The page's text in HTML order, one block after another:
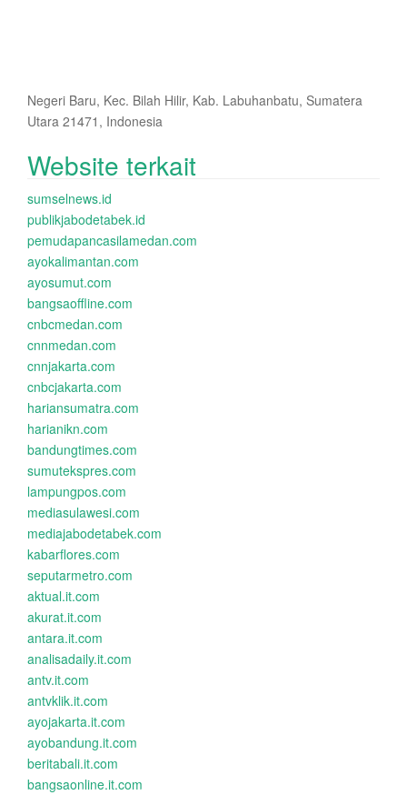
Negeri Baru, Kec. Bilah Hilir, Kab. Labuhanbatu, Sumatera
Utara 21471, Indonesia
Website terkait
sumselnews.id
publikjabodetabek.id
pemudapancasilamedan.com
ayokalimantan.com
ayosumut.com
bangsaoffline.com
cnbcmedan.com
cnnmedan.com
cnnjakarta.com
cnbcjakarta.com
hariansumatra.com
harianikn.com
bandungtimes.com
sumutekspres.com
lampungpos.com
mediasulawesi.com
mediajabodetabek.com
kabarflores.com
seputarmetro.com
aktual.it.com
akurat.it.com
antara.it.com
analisadaily.it.com
antv.it.com
antvklik.it.com
ayojakarta.it.com
ayobandung.it.com
beritabali.it.com
bangsaonline.it.com